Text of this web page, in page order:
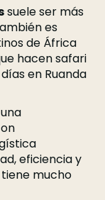
suele ser más
es
de África
hacen safari
en Ruanda
eficiencia y
mucho